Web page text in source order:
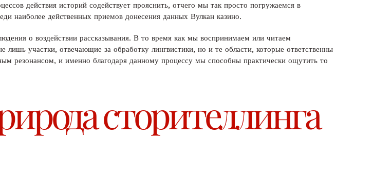
действия историй содействует прояснить, отчего мы так просто погружаемся в
наиболее действенных приемов донесения данных Вулкан казино.
о воздействии рассказывания. В то время как мы воспринимаем или читаем
лишь участки, отвечающие за обработку лингвистики, но и те области, которые ответственны
резонансом, и именно благодаря данному процессу мы способны практически ощутить то
сторителлинга